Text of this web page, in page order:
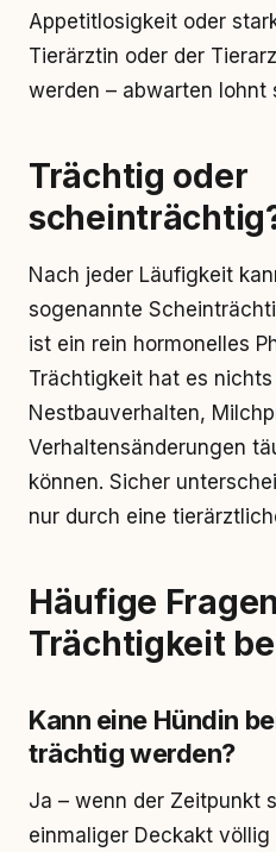
Appetitlosigkeit oder
Tierärztin oder der
werden – abwarten lohnt
Trächtig oder
Nach jeder Läufigkeit
sogenannte
ist ein rein hormonelles
Trächtigkeit hat es
Nestbauverhalten,
Verhaltensänderungen
können. Sicher
nur durch eine
Häufige
Trächtigkeit
Kann eine Hündin
trächtig werden?
Ja – wenn der Zeitpunkt
einmaliger Deckakt völlig